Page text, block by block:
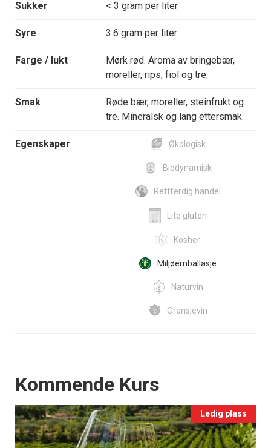
Sukker < 3 gram per liter
Syre 3.6 gram per liter
Farge / lukt
Mørk rød. Aroma av bringebær,
moreller, rips, fiol og tre.
Smak
Røde bær, moreller, steinfrukt og
tre. Mineralsk og lang ettersmak.
Egenskaper Økologisk
Biodynamisk
Rettferdig handel
Lite gluten
Kosher
Miljøemballasje
Naturvin
Oransjevin
Events
Kommende Kurs
Ledig plass